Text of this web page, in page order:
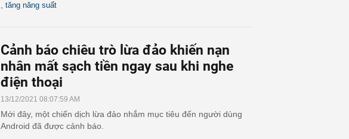
tăng năng suất
Cảnh báo chiêu trò lừa đảo khiến nạn
nhân mất sạch tiền ngay sau khi nghe
điện thoại
13/12/2021 08:07:59 AM
Mới đây, một chiến dịch lừa đảo nhắm mục tiêu đến người dùng
Android đã được cảnh báo.